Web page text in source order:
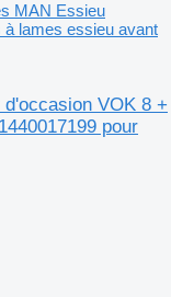
MAN Essieu
lames essieu avant
VOK 8 +
pour